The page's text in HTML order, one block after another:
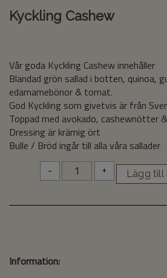
Kyckling Cashew
Vår goda Kyckling Cashew innehåller
Blandad grön sallad i botten, quinoa,
edamamebönor & tomat.
God Kyckling som givetvis är från
Toppad med avokado, cashewnötter
Dressing är krämig ört
Bulle / Bröd ingår till alla våra sallader
- +
Information: